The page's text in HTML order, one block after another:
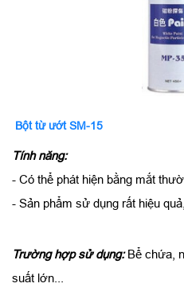
Bột từ ướt SM-15
Tính năng:
- Có thể phát hiện bằng mắt
- Sản phẩm sử dụng rất hiệu
Trường hợp sử dụng:Bể chứa,
suất lớn...